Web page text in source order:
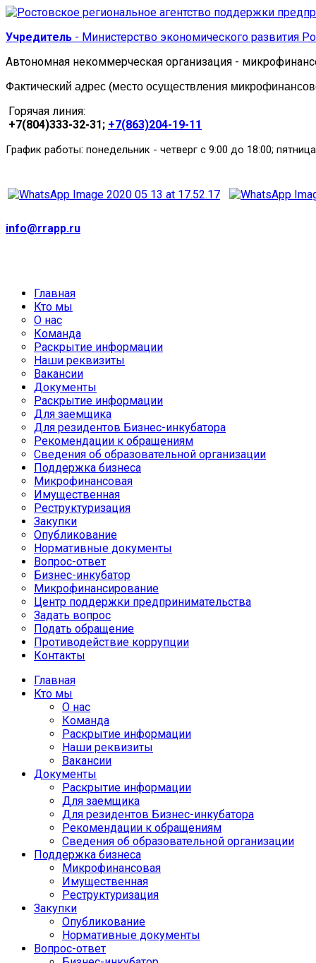
Учредитель - Министерство экономического развития
Автономная некоммерческая организация -
Фактический адрес (место осуществления
Горячая линия:
+7(804)333-32-31; +7(863)204-19-11
График работы: понедельник - четверг с 9:00 до 18:00;
info@rrapp.ru
Главная
Кто мы
О нас
Команда
Раскрытие информации
Наши реквизиты
Вакансии
Документы
Раскрытие информации
Для заемщика
Для резидентов Бизнес-инкубатора
Рекомендации к обращениям
Сведения об образовательной организации
Поддержка бизнеса
Микрофинансовая
Имущественная
Реструктуризация
Закупки
Опубликование
Нормативные документы
Вопрос-ответ
Бизнес-инкубатор
Микрофинансирование
Центр поддержки предпринимательства
Задать вопрос
Подать обращение
Противодействие коррупции
Контакты
Главная
Кто мы
О нас
Команда
Раскрытие информации
Наши реквизиты
Вакансии
Документы
Раскрытие информации
Для заемщика
Для резидентов Бизнес-инкубатора
Рекомендации к обращениям
Сведения об образовательной организации
Поддержка бизнеса
Микрофинансовая
Имущественная
Реструктуризация
Закупки
Опубликование
Нормативные документы
Вопрос-ответ